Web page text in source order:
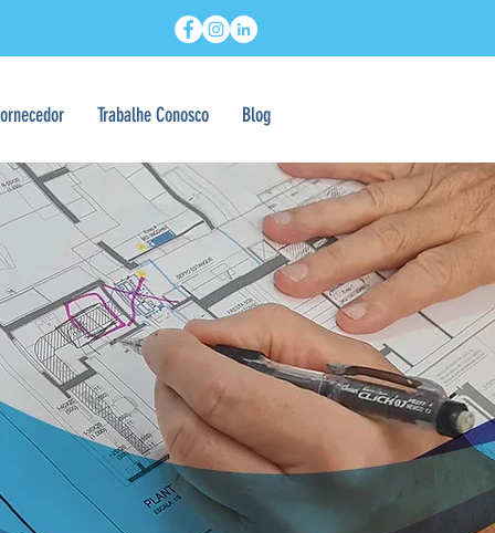
Trabalhe Conosco Blog